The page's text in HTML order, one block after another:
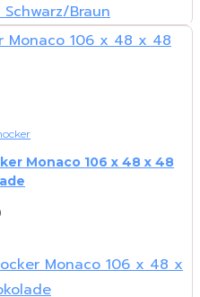
Monaco 106 x 48 x 48